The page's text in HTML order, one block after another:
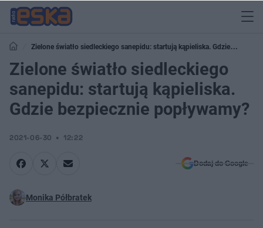
Zielone światło siedleckiego sanepidu: startują kąpieliska. Gdzie
bezpiecznie popływamy?
Zielone światło siedleckiego
sanepidu: startują kąpieliska.
Gdzie bezpiecznie popływamy?
2021-06-30 12:22
Dodaj do Google
Monika Półbratek